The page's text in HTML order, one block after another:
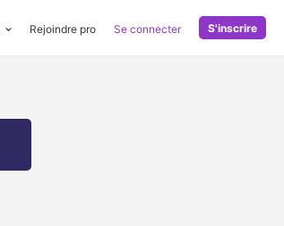
Rejoindre pro Se connecter S'inscrire